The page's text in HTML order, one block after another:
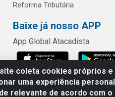
coleta cookies próprios
uma experiência
relevante de acordo com
Reforma Tributária
Baixe já nosso APP
App Global Atacadista